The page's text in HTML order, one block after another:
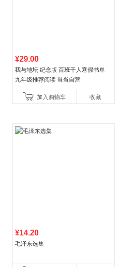
¥29.00
我与地坛 纪念版 百班千人寒假书单
九年级推荐阅读 当当自营
加入购物车 收藏
¥14.20
毛泽东选集